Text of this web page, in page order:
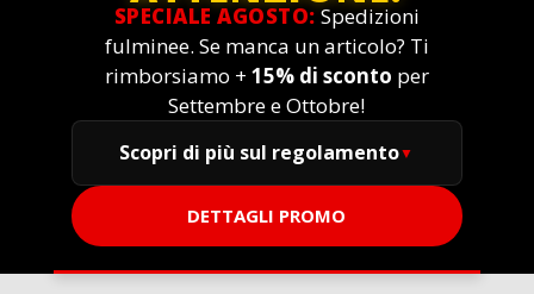
SPECIALE AGOSTO: Spedizioni
fulminee. Se manca un articolo? Ti
rimborsiamo + 15% di sconto per
Settembre e Ottobre!
Scopri di più sul regolamento
DETTAGLI PROMO